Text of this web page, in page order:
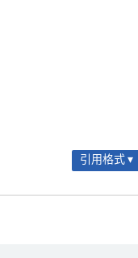
引用格式 ▾